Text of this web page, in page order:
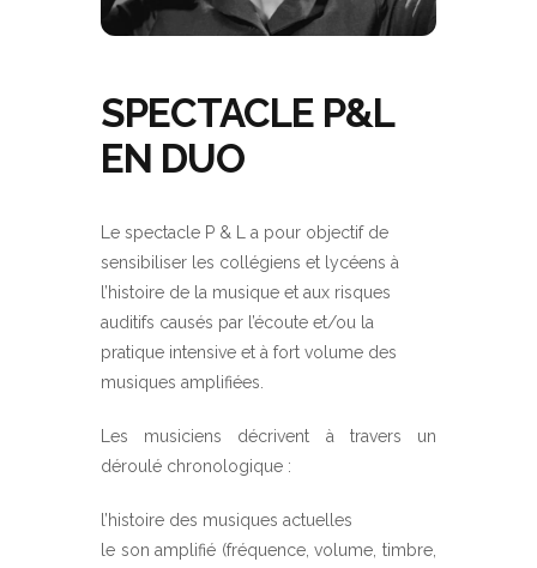
SPECTACLE P&L
EN DUO
Le spectacle P & L a pour objectif de
sensibiliser les collégiens et lycéens à
l’histoire de la musique et aux risques
auditifs causés par l’écoute et/ou la
pratique intensive et à fort volume des
musiques amplifiées.
Les musiciens décrivent à travers un
déroulé chronologique :
l’histoire des musiques actuelles
le son amplifié (fréquence, volume, timbre,